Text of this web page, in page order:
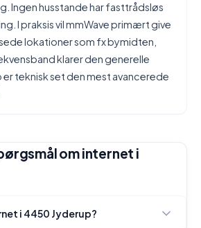
Ingen husstande har fasttrådsløs
I praksis vil mmWave primært give
lokationer som fx bymidten,
klarer den generelle
teknisk set den mest avancerede
om internet i
i 4450 Jyderup?